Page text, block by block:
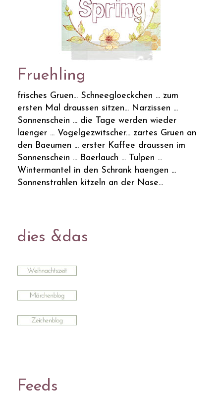
Fruehling
frisches Gruen... Schneegloeckchen ... zum
ersten Mal draussen sitzen... Narzissen ...
Sonnenschein ... die Tage werden wieder
laenger ... Vogelgezwitscher... zartes Gruen an
den Baeumen ... erster Kaffee draussen im
Sonnenschein ... Baerlauch ... Tulpen ...
Wintermantel in den Schrank haengen ...
Sonnenstrahlen kitzeln an der Nase...
dies &das
Feeds